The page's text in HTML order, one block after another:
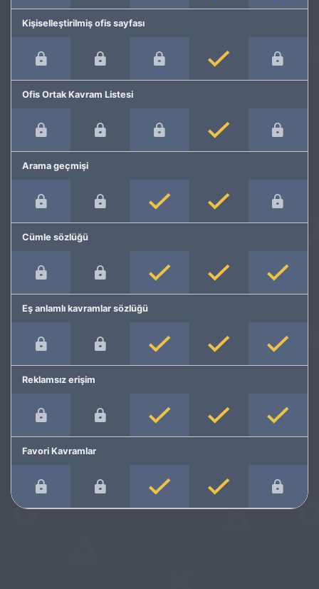
Kişiselleştirilmiş ofis sayfası
Ofis Ortak Kavram Listesi
Arama geçmişi
Cümle sözlüğü
Eş anlamlı kavramlar sözlüğü
Reklamsız erişim
Favori Kavramlar